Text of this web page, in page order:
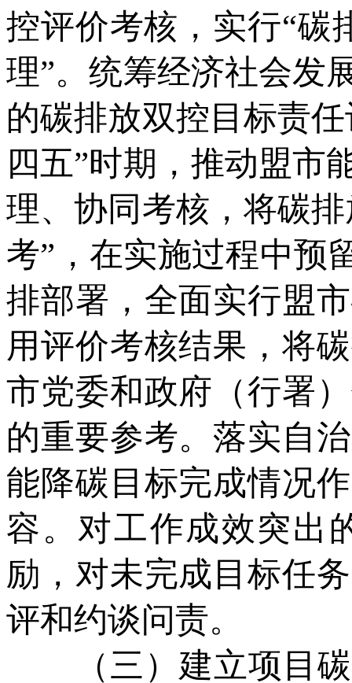
控评价考核，实行“碳
理”。统筹经济社会发
的碳排放双控目标责
四五”时期，推动盟市
理、协同考核，将碳
考”，在实施过程中预
排部署，全面实行盟
用评价考核结果，将
市党委和政府（行署
的重要参考。落实自
能降碳目标完成情况
容。对工作成效突出
励，对未完成目标任
评和约谈问责。
（三）建立项目碳